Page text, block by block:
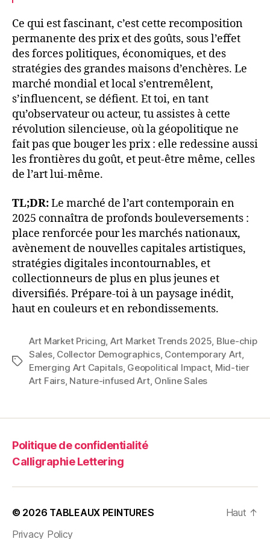
Ce qui est fascinant, c’est cette recomposition
permanente des prix et des goûts, sous l’effet
des forces politiques, économiques, et des
stratégies des grandes maisons d’enchères. Le
marché mondial et local s’entremêlent,
s’influencent, se défient. Et toi, en tant
qu’observateur ou acteur, tu assistes à cette
révolution silencieuse, où la géopolitique ne
fait pas que bouger les prix : elle redessine aussi
les frontières du goût, et peut-être même, celles
de l’art lui-même.
TL;DR:Le marché de l’art contemporain en
2025 connaîtra de profonds bouleversements :
place renforcée pour les marchés nationaux,
avènement de nouvelles capitales artistiques,
stratégies digitales incontournables, et
collectionneurs de plus en plus jeunes et
diversifiés. Prépare-toi à un paysage inédit,
haut en couleurs et en rebondissements.
Étiquettes
Art Market Pricing, Art Market Trends 2025, Blue-chip
Sales, Collector Demographics, Contemporary Art,
Emerging Art Capitals, Geopolitical Impact, Mid-tier
Art Fairs, Nature-infused Art, Online Sales
Politique de confidentialité
Calligraphie Lettering
© 2026 TABLEAUX PEINTURES
Privacy Policy
Haut ↑